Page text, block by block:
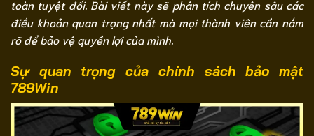
toàn tuyệt đối. Bài viết này sẽ phân tích chuyên sâu các
điều khoản quan trọng nhất mà mọi thành viên cần nắm
rõ để bảo vệ quyền lợi của mình.
Sự quan trọng của chính sách bảo mật
789Win